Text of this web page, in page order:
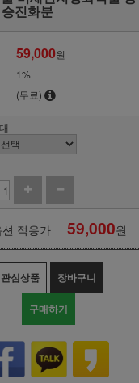
진화분
59,000원
1%
(무료)
션 적용가 59,000원
관심상품 장바구니
구매하기